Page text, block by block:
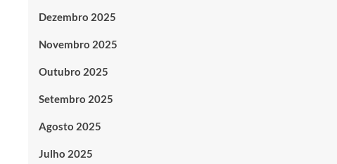
Dezembro 2025
Novembro 2025
Outubro 2025
Setembro 2025
Agosto 2025
Julho 2025